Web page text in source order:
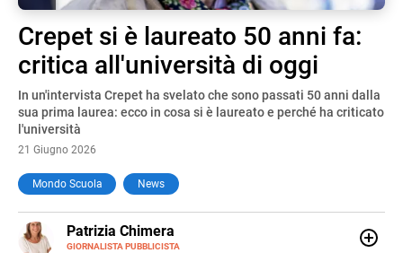
Crepet si è laureato 50 anni fa:
critica all'università di oggi
In un'intervista Crepet ha svelato che sono passati 50 anni dalla
sua prima laurea: ecco in cosa si è laureato e perché ha criticato
l'università
21 Giugno 2026
Mondo Scuola News
Patrizia Chimera
GIORNALISTA PUBBLICISTA
E-
MAIL
LINKEDIN